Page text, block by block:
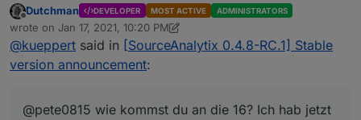
oben der Link im 1. Post) - immer die 15er
bekommen...
Offline
Dutchman DEVELOPER MOST ACTIVE ADMINISTRATORS
wrote on Jan 17, 2021, 10:20 PM
last edited by DutchmanJan 17, 2021, 11:34 PM
@kueppert said in [SourceAnalytix 0.4.8-RC.1] Stable
version announcement:
@pete0815 wie kommst du an die 16? Ich hab jetzt